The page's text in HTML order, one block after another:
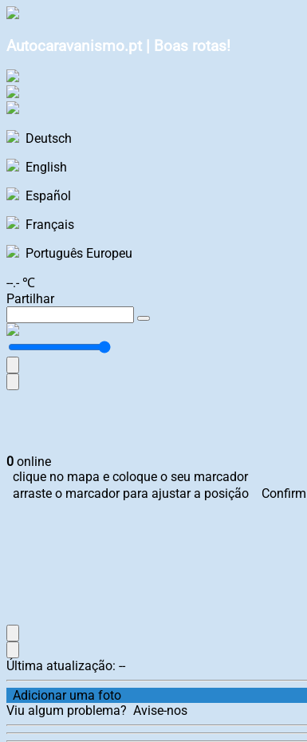
Autocaravanismo.pt | Boas rotas!
Deutsch
English
Español
Français
Português Europeu
--.- ℃
Partilhar
0 online
clique no mapa e coloque o seu marcador
arraste o marcador para ajustar a posição
Confirm
Última atualização: --
Adicionar uma foto
Viu algum problema? Avise-nos